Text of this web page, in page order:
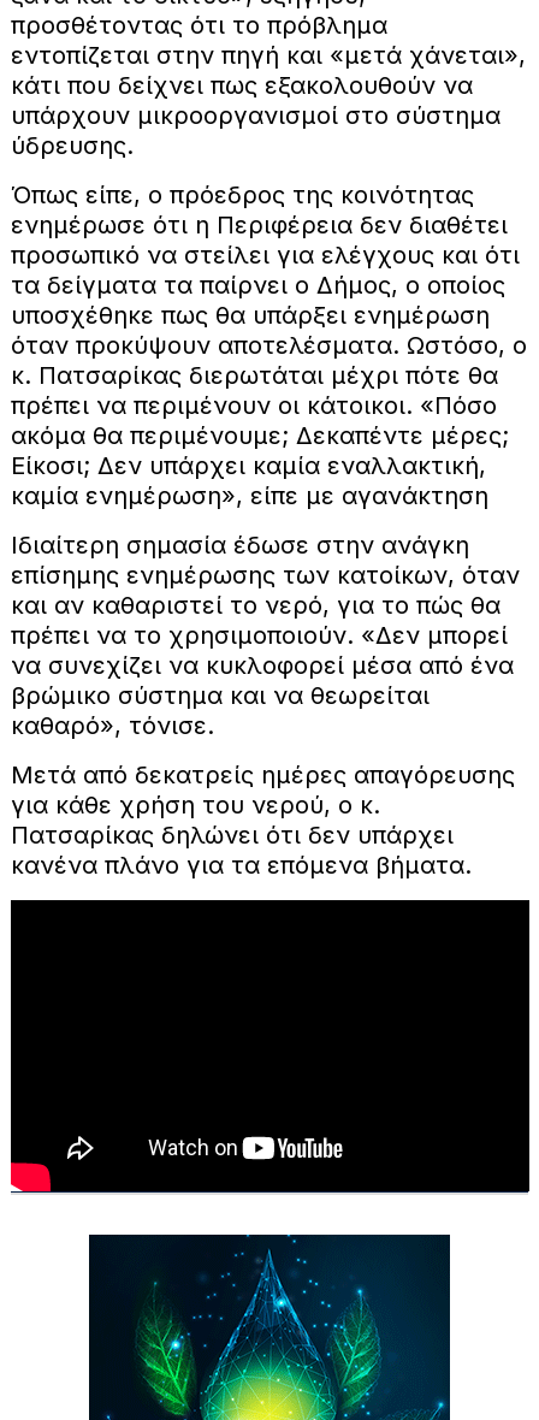
προσθέτοντας ότι το πρόβλημα
εντοπίζεται στην πηγή και «μετά χάνεται»,
κάτι που δείχνει πως εξακολουθούν να
υπάρχουν μικροοργανισμοί στο σύστημα
ύδρευσης.
Όπως είπε, ο πρόεδρος της κοινότητας
ενημέρωσε ότι η Περιφέρεια δεν διαθέτει
προσωπικό να στείλει για ελέγχους και ότι
τα δείγματα τα παίρνει ο Δήμος, ο οποίος
υποσχέθηκε πως θα υπάρξει ενημέρωση
όταν προκύψουν αποτελέσματα. Ωστόσο, ο
κ. Πατσαρίκας διερωτάται μέχρι πότε θα
πρέπει να περιμένουν οι κάτοικοι. «Πόσο
ακόμα θα περιμένουμε; Δεκαπέντε μέρες;
Είκοσι; Δεν υπάρχει καμία εναλλακτική,
καμία ενημέρωση», είπε με αγανάκτηση
Ιδιαίτερη σημασία έδωσε στην ανάγκη
επίσημης ενημέρωσης των κατοίκων, όταν
και αν καθαριστεί το νερό, για το πώς θα
πρέπει να το χρησιμοποιούν. «Δεν μπορεί
να συνεχίζει να κυκλοφορεί μέσα από ένα
βρώμικο σύστημα και να θεωρείται
καθαρό», τόνισε.
Μετά από δεκατρείς ημέρες απαγόρευσης
για κάθε χρήση του νερού, ο κ.
Πατσαρίκας δηλώνει ότι δεν υπάρχει
κανένα πλάνο για τα επόμενα βήματα.